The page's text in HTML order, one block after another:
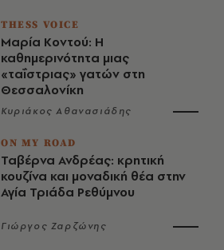
THESS VOICE
Μαρία Κοντού: Η
καθημερινότητα μιας
«ταΐστριας» γατών στη
Θεσσαλονίκη
Κυριάκος Αθανασιάδης
ON MY ROAD
Ταβέρνα Ανδρέας: κρητική
κουζίνα και μοναδική θέα στην
Αγία Τριάδα Ρεθύμνου
Γιώργος Ζαρζώνης